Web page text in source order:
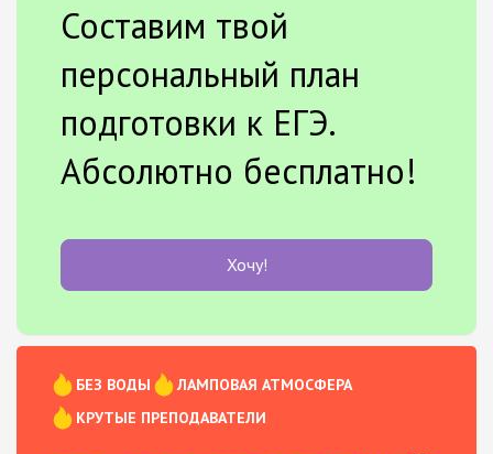
Составим твой
персональный план
подготовки к ЕГЭ.
Абсолютно бесплатно!
Хочу!
БЕЗ ВОДЫ
ЛАМПОВАЯ АТМОСФЕРА
КРУТЫЕ ПРЕПОДАВАТЕЛИ